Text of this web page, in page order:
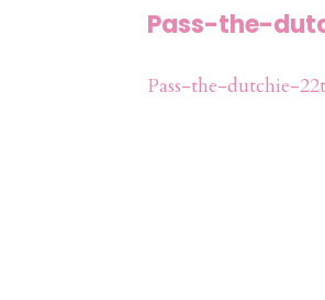
Pass-the-
Pass-the-dutchie-